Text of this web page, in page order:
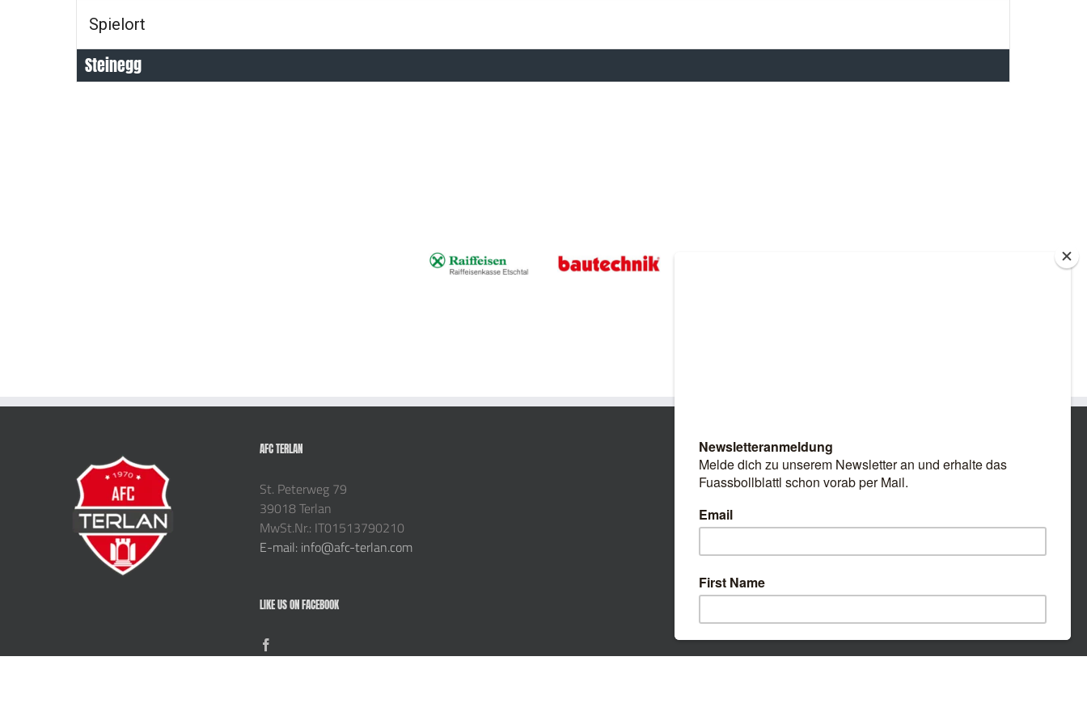
Spielort
Steinegg
AFC TERLAN
St. Peterweg 79
39018 Terlan
MwSt.Nr.: IT01513790210
E-mail: info@afc-terlan.com
LIKE US ON FACEBOOK